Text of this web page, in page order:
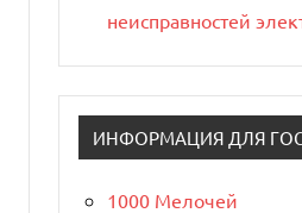
неисправностей
ИНФОРМАЦИЯ ДЛЯ
1000 Мелочей